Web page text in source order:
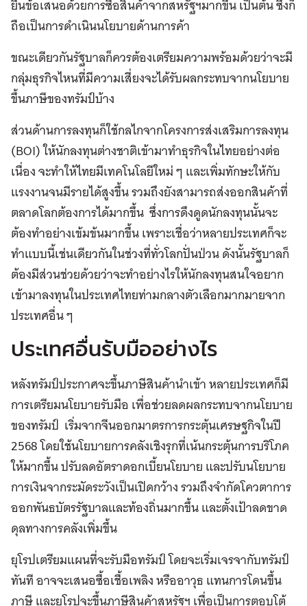
ยื่นข้อเสนอด้วยการซื้อสินค้าจากสหรัฐฯมากขึ้น เป็นต้น ซึ่งก็
ถือเป็นการดำเนินนโยบายด้านการค้า
ขณะเดียวกันรัฐบาลก็ควรต้องเตรียมความพร้อมด้วยว่าจะมี
กลุ่มธุรกิจไหนที่มีความเสี่ยงจะได้รับผลกระทบจากนโยบาย
ขึ้นภาษีของทรัมป์บ้าง
ส่วนด้านการลงทุนก็ใช้กลไกจากโครงการส่งเสริมการลงทุน
(BOI) ให้นักลงทุนต่างชาติเข้ามาทำธุรกิจในไทยอย่างต่อ
เนื่อง จะทำให้ไทยมีเทคโนโลยีใหม่ ๆ และเพิ่มทักษะให้กับ
แรงงานจนมีรายได้สูงขึ้น รวมถึงยังสามารถส่งออกสินค้าที่
ตลาดโลกต้องการได้มากขึ้น ซึ่งการดึงดูดนักลงทุนนั้นจะ
ต้องทำอย่างเข้มข้นมากขึ้น เพราะเชื่อว่าหลายประเทศก็จะ
ทำแบบนี้เช่นเดียวกันในช่วงที่ทั่วโลกปั่นป่วน ดังนั้นรัฐบาลก็
ต้องมีส่วนช่วยด้วยว่าจะทำอย่างไรให้นักลงทุนสนใจอยาก
เข้ามาลงทุนในประเทศไทยท่ามกลางตัวเลือกมากมายจาก
ประเทศอื่น ๆ
ประเทศอื่นรับมืออย่างไร
หลังทรัมป์ประกาศจะขึ้นภาษีสินค้านำเข้า หลายประเทศก็มี
การเตรียมนโยบายรับมือ เพื่อช่วยลดผลกระทบจากนโยบาย
ของทรัมป์ เริ่มจากจีนออกมาตรการกระตุ้นเศรษฐกิจในปี
2568 โดยใช้นโยบายการคลังเชิงรุกที่เน้นกระตุ้นการบริโภค
ให้มากขึ้น ปรับลดอัตราดอกเบี้ยนโยบาย และปรับนโยบาย
การเงินจากระมัดระวังเป็นเปิดกว้าง รวมถึงจำกัดโควตาการ
ออกพันธบัตรรัฐบาลและท้องถิ่นมากขึ้น และตั้งเป้าลดขาด
ดุลทางการคลังเพิ่มขึ้น
ยุโรปเตรียมแผนที่จะรับมือทรัมป์ โดยจะเริ่มเจรจากับทรัมป์
ทันที อาจจะเสนอซื้อเชื้อเพลิง หรืออาวุธ แทนการโดนขึ้น
ภาษี และยุโรปจะขึ้นภาษีสินค้าสหรัฐฯ เพื่อเป็นการตอบโต้